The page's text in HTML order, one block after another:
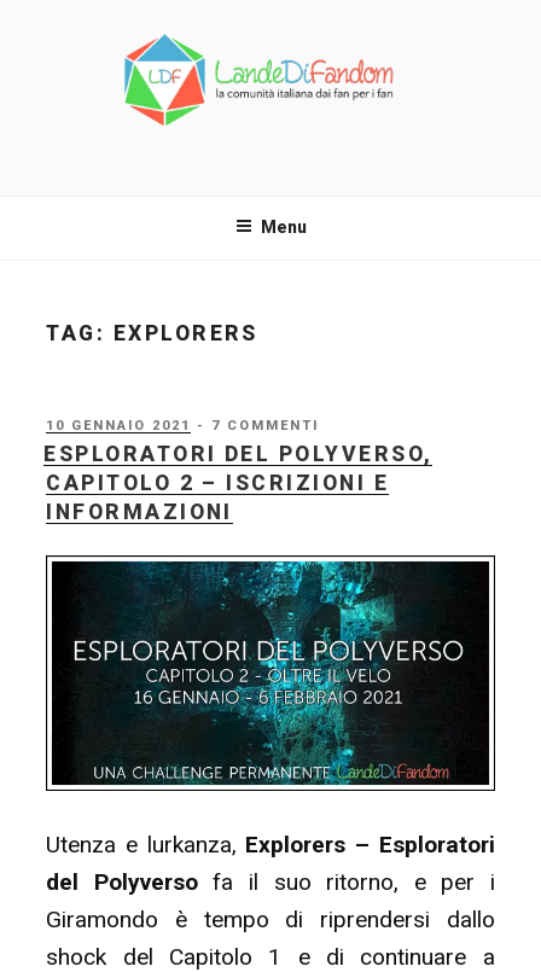
Menu
TAG: EXPLORERS
PUBBLICATO
IL
10 GENNAIO 2021 - 7 COMMENTI
ESPLORATORI DEL POLYVERSO,
CAPITOLO 2 – ISCRIZIONI E
INFORMAZIONI
Utenza e lurkanza, Explorers – Esploratori
del Polyversofa il suo ritorno, e per i
Giramondo è tempo di riprendersi dallo
shock del Capitolo 1 e di continuare a